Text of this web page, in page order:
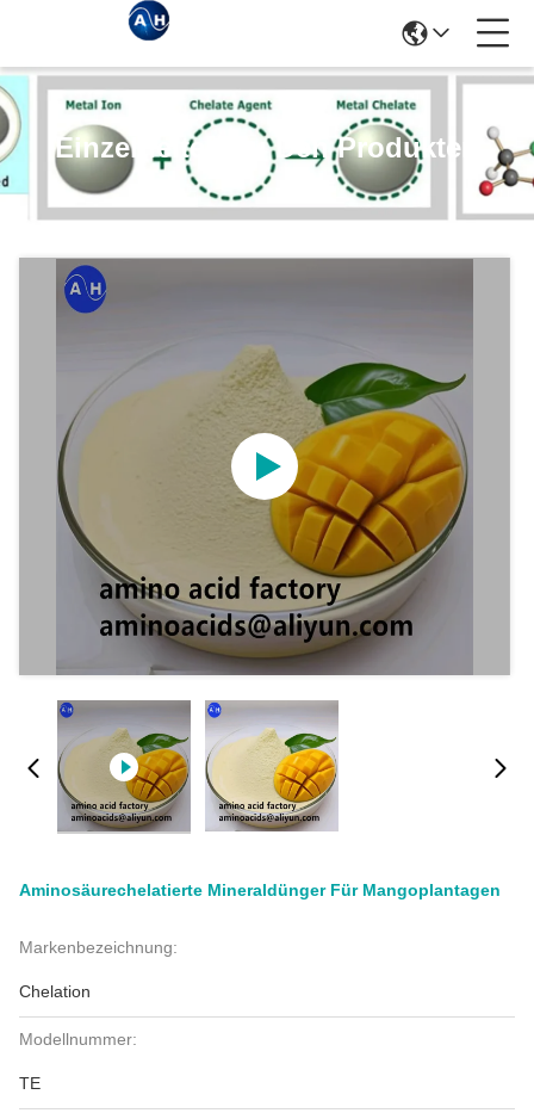
Einzelheiten Zu Den Produkten
Aminosäurechelatierte Mineraldünger Für Mangoplantagen
Markenbezeichnung:
Chelation
Modellnummer:
TE